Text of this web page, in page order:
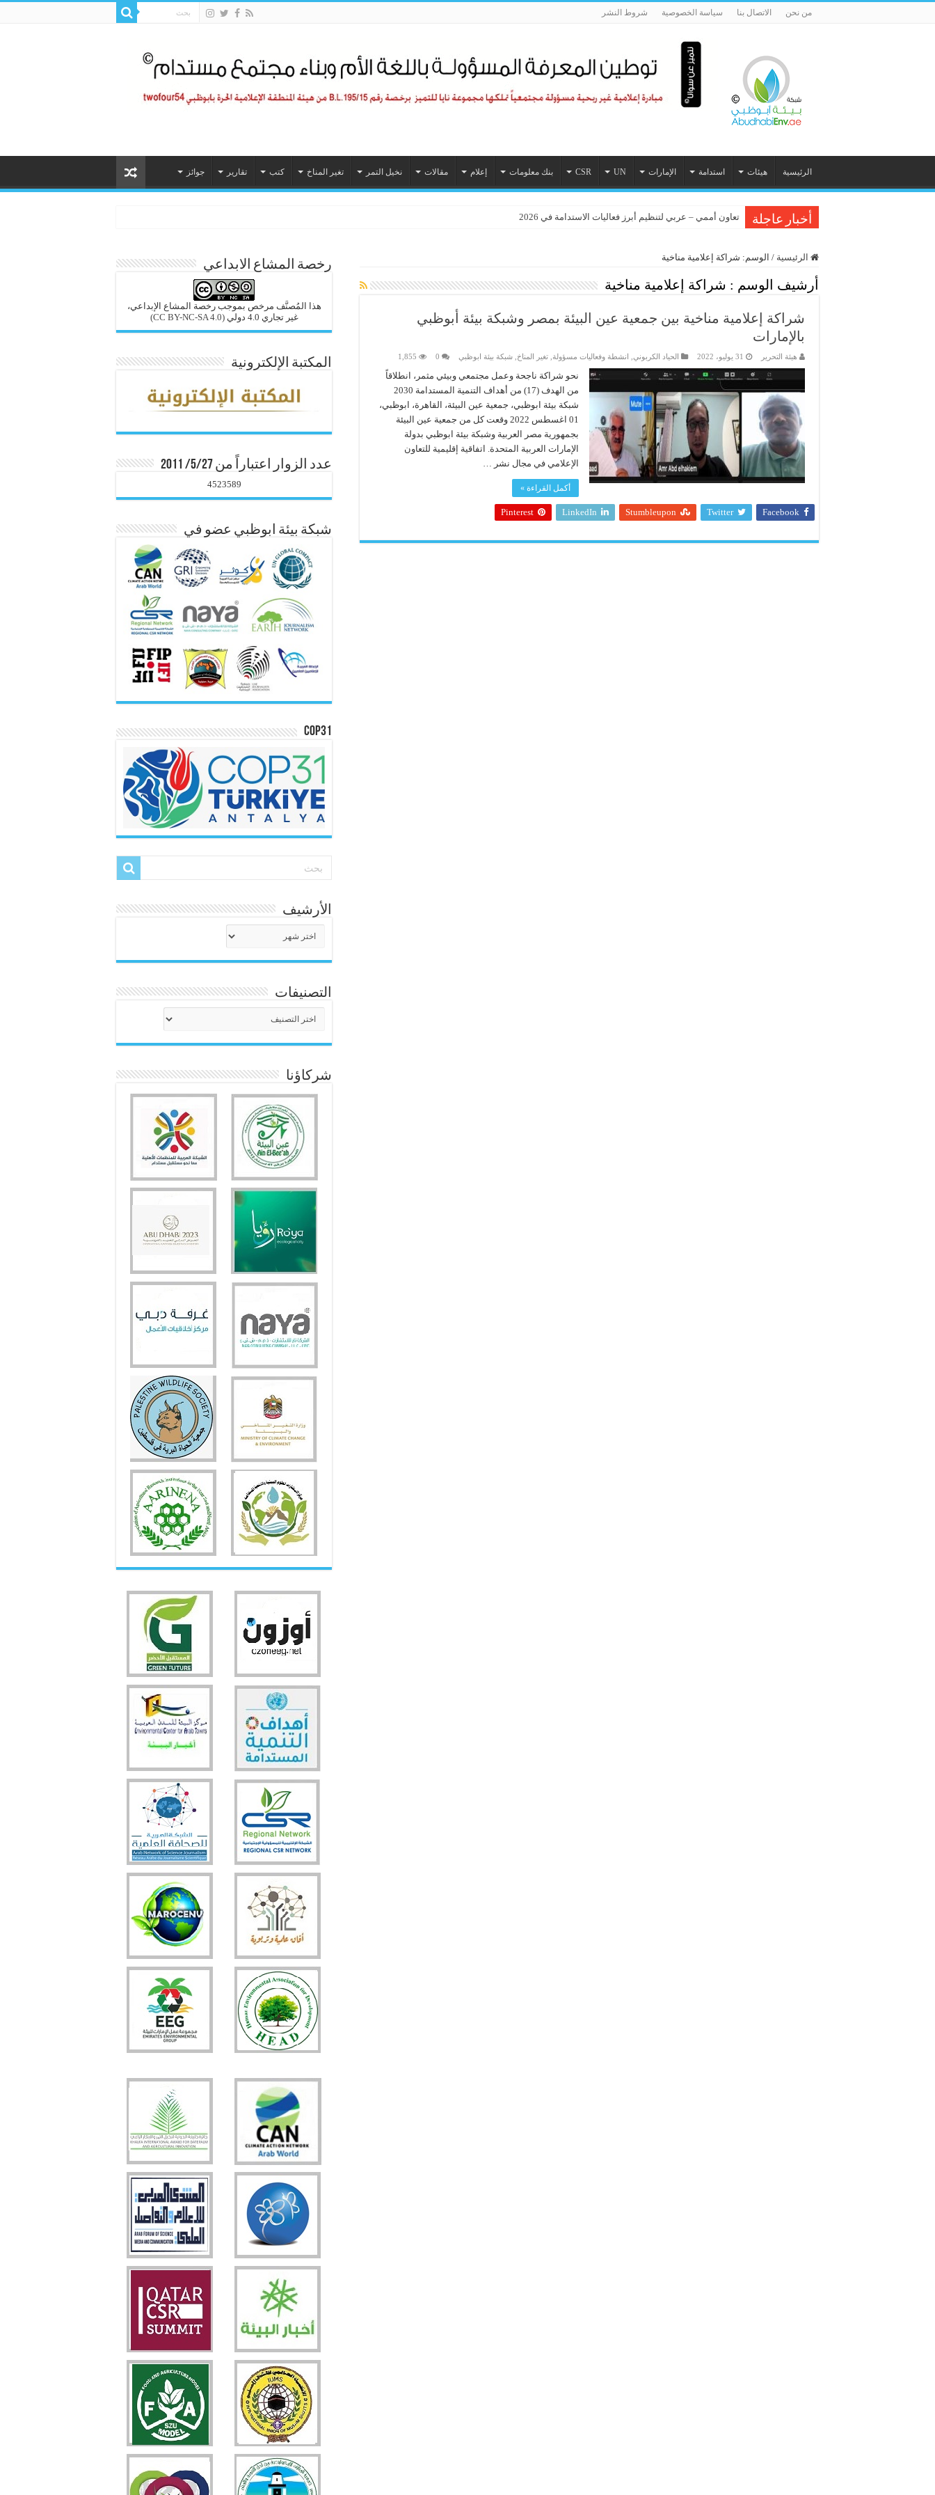
من نحن الاتصال بنا سياسة الخصوصية شروط النشر
الرئيسية هيئات استدامة الإمارات UN
CSR بنك معلومات إعلام مقالات نخيل التمر تغير المناخ كتب تقارير جوائز
أخبار عاجلة تعاون أممي – عربي لتنظيم أبرز فعاليات الاستدامة في 2026
الرئيسية / الوسم: شراكة إعلامية مناخية
أرشيف الوسم : شراكة إعلامية مناخية
شراكة إعلامية مناخية بين جمعية عين البيئة بمصر وشبكة بيئة أبوظبي
بالإمارات
هيئة التحرير 31 يوليو، 2022 الحياد الكربوني انشطة وفعاليات مسؤولة تغير المناخ شبكة بيئة ابوظبي 0
1,855
نحو شراكة ناجحة وعمل مجتمعي وبيئي مثمر، انطلاقاً
من الهدف (17) من أهداف التنمية المستدامة 2030
شبكة بيئة ابوظبي، جمعية عين البيئة، القاهرة، ابوظبي،
01 اغسطس 2022 وقعت كل من جمعية عين البيئة
بجمهورية مصر العربية وشبكة بيئة ابوظبي بدولة
الإمارات العربية المتحدة. اتفاقية إقليمية للتعاون
الإعلامي في مجال نشر …
أكمل القراءة »
Facebook
Twitter
Stumbleupon
LinkedIn
Pinterest
رخصة المشاع الابداعي
هذا المُصنَّف مرخص بموجب رخصة المشاع الإبداعي،
غير تجاري 4.0 دولي
(CC BY-NC-SA 4.0)
المكتبة الإلكترونية
عدد الزوار اعتباراً من 5/27/ 2011
4523589
شبكة بيئة ابوظبي عضو في
COP31
الأرشيف
التصنيفات
شركاؤنا